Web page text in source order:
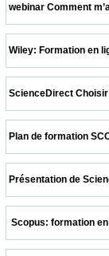
webinar Comment
Wiley: Formation
ScienceDirect
Plan de formation
Présentation de
Scopus: